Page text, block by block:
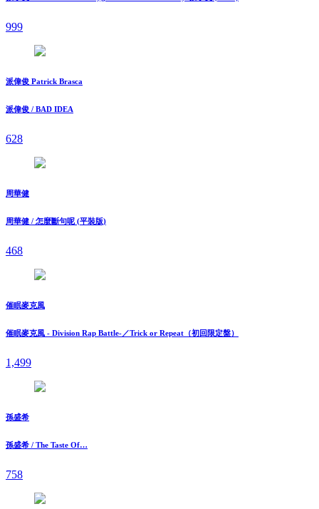
999
派偉俊 Patrick Brasca
派偉俊 / BAD IDEA
628
周華健
周華健 / 怎麼斷句呢 (平裝版)
468
催眠麥克風
催眠麥克風 - Division Rap Battle-／Trick or Repeat（初回限定盤）
1,499
孫盛希
孫盛希 / The Taste Of…
758